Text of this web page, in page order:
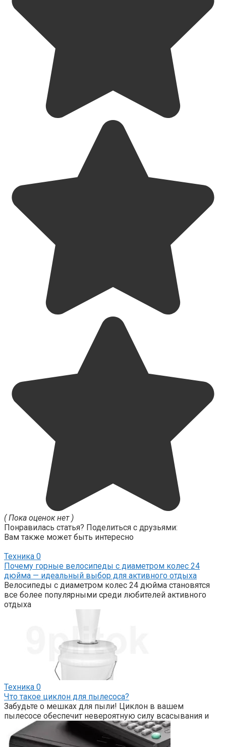
( Пока оценок нет )
Понравилась статья? Поделиться с друзьями:
Вам также может быть интересно
Техника 0
Почему горные велосипеды с диаметром колес 24
дюйма — идеальный выбор для активного отдыха
Велосипеды с диаметром колес 24 дюйма становятся
все более популярными среди любителей активного
отдыха
Техника 0
Что такое циклон для пылесоса?
Забудьте о мешках для пыли! Циклон в вашем
пылесосе обеспечит невероятную силу всасывания и